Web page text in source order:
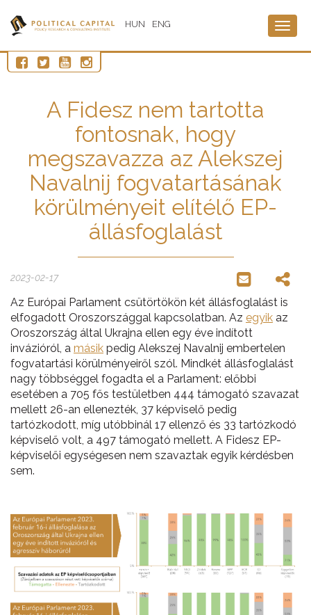
HUN ENG
A Fidesz nem tartotta
fontosnak, hogy
megszavazza az Alekszej
Navalnij fogvatartásának
körülményeit elítélő EP-
állásfoglalást
2023-02-17
Az Európai Parlament csütörtökön két állásfoglalást is
elfogadott Oroszországgal kapcsolatban. Az egyik az
Oroszország által Ukrajna ellen egy éve indított
invázióról, a másik pedig Alekszej Navalnij embertelen
fogvatartási körülményeiről szól. Mindkét állásfoglalást
nagy többséggel fogadta el a Parlament: előbbi
esetében a 705 fős testületben 444 támogató szavazat
mellett 26-an ellenezték, 37 képviselő pedig
tartózkodott, míg utóbbinál 17 ellenző és 33 tartózkodó
képviselő volt, a 497 támogató mellett. A Fidesz EP-
képviselői egységesen nem szavaztak egyik kérdésben
sem.